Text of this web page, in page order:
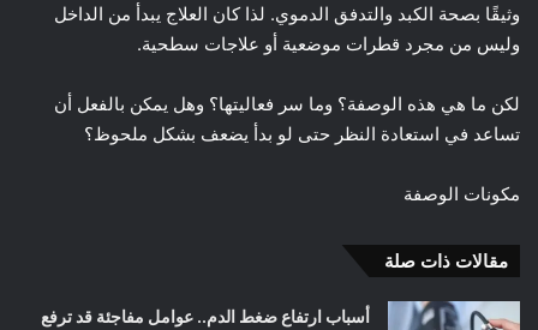
وثيقًا بصحة الكبد والتدفق الدموي. لذا كان العلاج يبدأ من الداخل
وليس من مجرد قطرات موضعية أو علاجات سطحية.
لكن ما هي هذه الوصفة؟ وما سر فعاليتها؟ وهل يمكن بالفعل أن
تساعد في استعادة النظر حتى لو بدأ يضعف بشكل ملحوظ؟
مكونات الوصفة
مقالات ذات صلة
أسباب ارتفاع ضغط الدم.. عوامل مفاجئة قد ترفع